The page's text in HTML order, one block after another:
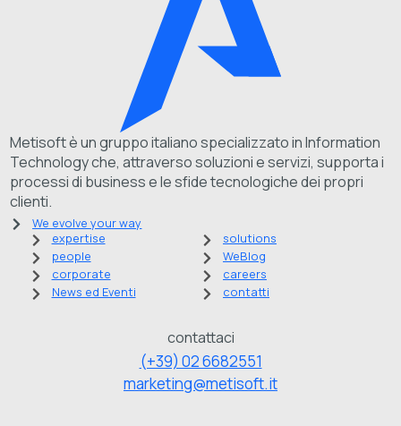
Metisoft è un gruppo italiano specializzato in Information
Technology che, attraverso soluzioni e servizi, supporta i
processi di business e le sfide tecnologiche dei propri
clienti.
We evolve your way
expertise
solutions
people
WeBlog
corporate
careers
News ed Eventi
contatti
contattaci
(+39) 02 6682551
marketing@metisoft.it